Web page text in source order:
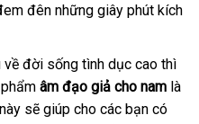
lý
đên cao
những giây phút kích
về đời sống tình dục cao đặt
mua
thì
âm đạo giả cho nam là
tại
sẽ giúp cho nổi
các bạn có